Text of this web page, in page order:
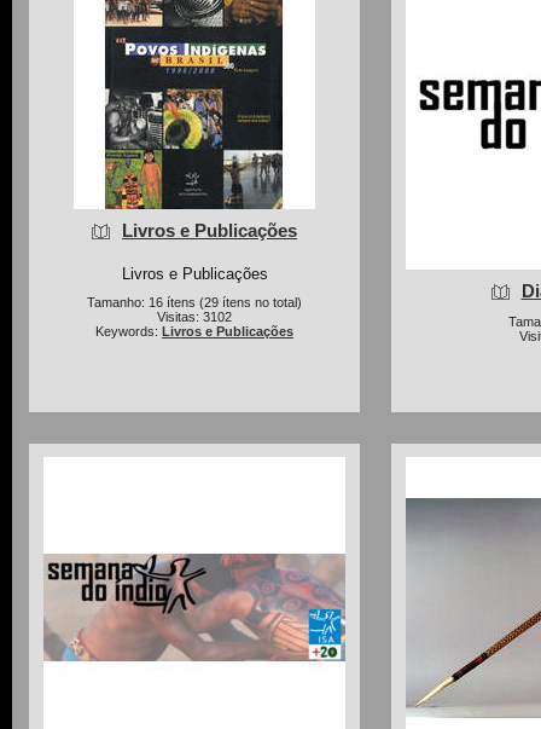
Livros e Publicações
Livros e Publicações
Tamanho: 16 ítens (29 ítens no total)
Visitas: 3102
Keywords: Livros e Publicações